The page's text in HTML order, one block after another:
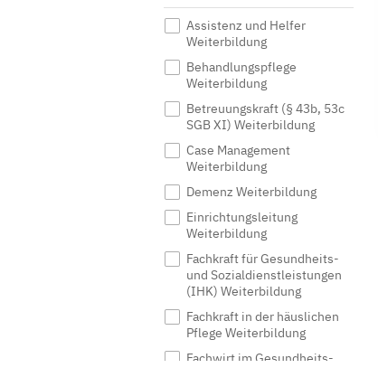
Assistenz und Helfer
Weiterbildung
Behandlungspflege
Weiterbildung
Betreuungskraft (§ 43b, 53c
SGB XI) Weiterbildung
Case Management
Weiterbildung
Demenz Weiterbildung
Einrichtungsleitung
Weiterbildung
Fachkraft für Gesundheits-
und Sozialdienstleistungen
(IHK) Weiterbildung
Fachkraft in der häuslichen
Pflege Weiterbildung
Fachwirt im Gesundheits-